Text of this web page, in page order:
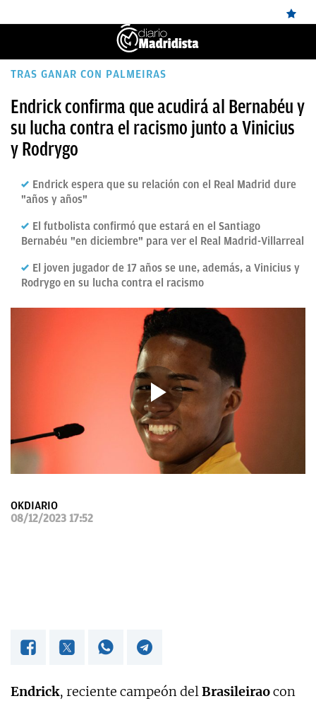
ÚLTIMAS
REAL
MADRID
CANTERA
FICHAJES
FEMENINO
PAPARAZZI
TRAS GANAR CON PALMEIRAS
Endrick confirma que acudirá al Bernabéu y
su lucha contra el racismo junto a Vinicius
y Rodrygo
Endrick espera que su relación con el Real Madrid dure
"años y años"
El futbolista confirmó que estará en el Santiago
Bernabéu "en diciembre" para ver el Real Madrid-Villarreal
El joven jugador de 17 años se une, además, a Vinicius y
Rodrygo en su lucha contra el racismo
OKDIARIO
08/12/2023 17:52
Endrick, reciente campeón delBrasileiraocon